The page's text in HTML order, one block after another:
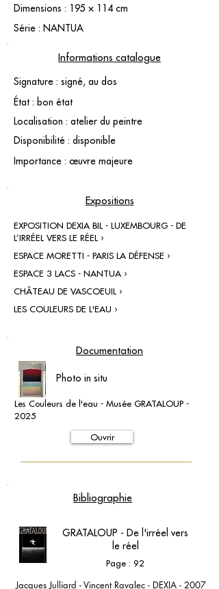
Dimensions : 195 × 114 cm
Série : NANTUA
Informations catalogue
Signature : signé, au dos
État : bon état
Localisation : atelier du peintre
Disponibilité : disponible
Importance : œuvre majeure
Expositions
EXPOSITION DEXIA BIL - LUXEMBOURG - DE
L’IRRÉEL VERS LE RÉEL ›
ESPACE MORETTI - PARIS LA DÉFENSE ›
ESPACE 3 LACS - NANTUA ›
CHÂTEAU DE VASCOEUIL ›
LES COULEURS DE L'EAU ›
Documentation
Photo in situ
Les Couleurs de l'eau - Musée GRATALOUP -
2025
Ouvrir
Bibliographie
GRATALOUP - De l'irréel vers
le réel
Page : 92
Jacques Julliard - Vincent Ravalec - DEXIA - 2007